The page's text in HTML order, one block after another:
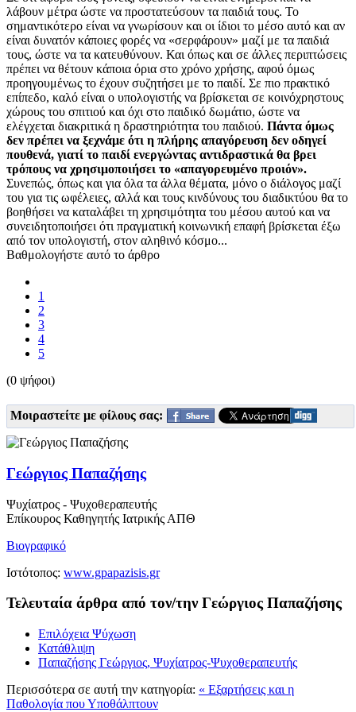
λάβουν μέτρα ώστε να προστατεύσουν τα παιδιά τους. Το
σημαντικότερο είναι να γνωρίσουν και οι ίδιοι το μέσο αυτό και αν
είναι δυνατόν κάποιες φορές να «σερφάρουν» μαζί με τα παιδιά
τους, ώστε να τα κατευθύνουν. Και όπως και σε άλλες περιπτώσεις
πρέπει να θέτουν κάποια όρια στο χρόνο χρήσης, αφού όμως
προηγουμένως το έχουν συζητήσει με το παιδί. Σε πιο πρακτικό
επίπεδο, καλό είναι ο υπολογιστής να βρίσκεται σε κοινόχρηστους
χώρους του σπιτιού και όχι στο παιδικό δωμάτιο, ώστε να
ελέγχεται διακριτικά η δραστηριότητα του παιδιού. Πάντα όμως
δεν πρέπει να ξεχνάμε ότι η πλήρης απαγόρευση δεν οδηγεί
πουθενά, γιατί το παιδί ενεργώντας αντιδραστικά θα βρει
τρόπους να χρησιμοποιήσει το «απαγορευμένο προιόν».
Συνεπώς, όπως και για όλα τα άλλα θέματα, μόνο ο διάλογος μαζί
του για τις ωφέλειες, αλλά και τους κινδύνους του διαδικτύου θα το
βοηθήσει να καταλάβει τη χρησιμότητα του μέσου αυτού και να
συνειδητοποιήσει ότι πραγματική κοινωνική επαφή βρίσκεται έξω
από τον υπολογιστή, στον αληθινό κόσμο...
Βαθμολογήστε αυτό το άρθρο
1
2
3
4
5
(0 ψήφοι)
Μοιραστείτε με φίλους σας:
Γεώργιος Παπαζήσης
Ψυχίατρος - Ψυχοθεραπευτής
Επίκουρος Καθηγητής Ιατρικής ΑΠΘ
Βιογραφικό
Ιστότοπος: www.gpapazisis.gr
Τελευταία άρθρα από τον/την Γεώργιος Παπαζήσης
Επιλόχεια Ψύχωση
Κατάθλιψη
Παπαζήσης Γεώργιος, Ψυχίατρος-Ψυχοθεραπευτής
Περισσότερα σε αυτή την κατηγορία: « Εξαρτήσεις και η
Παθολογία που Υποθάλπτουν